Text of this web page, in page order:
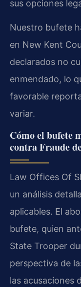
sus opciones
Nuestro bufete
en New Kent
declarados no
enmendado, lo
favorable
variar.
Cómo el bufete
contra Fraude
Law Offices Of
un análisis
aplicables. El
bufete, quien
State Trooper
perspectiva de
las acusaciones